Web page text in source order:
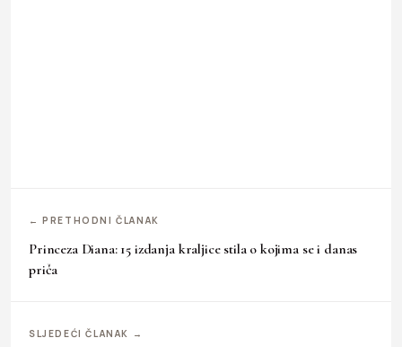
← PRETHODNI ČLANAK
Princeza Diana: 15 izdanja kraljice stila o kojima se i danas
priča
SLJEDEĆI ČLANAK →